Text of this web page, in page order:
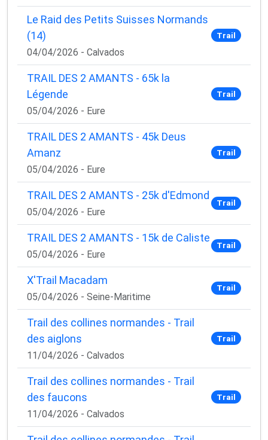
Le Raid des Petits Suisses Normands
(14)
04/04/2026 - Calvados
Trail
TRAIL DES 2 AMANTS - 65k la
Légende
05/04/2026 - Eure
Trail
TRAIL DES 2 AMANTS - 45k Deus
Amanz
05/04/2026 - Eure
Trail
TRAIL DES 2 AMANTS - 25k d'Edmond
05/04/2026 - Eure
Trail
TRAIL DES 2 AMANTS - 15k de Caliste
05/04/2026 - Eure
Trail
X'Trail Macadam
05/04/2026 - Seine-Maritime
Trail
Trail des collines normandes - Trail
des aiglons
11/04/2026 - Calvados
Trail
Trail des collines normandes - Trail
des faucons
11/04/2026 - Calvados
Trail